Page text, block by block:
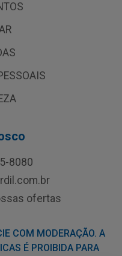
8080
ofertas
COM MODERAÇÃO. A
É PROIBIDA PARA